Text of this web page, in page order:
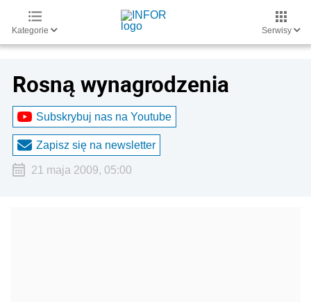
Kategorie Serwisy
Rosną wynagrodzenia
Subskrybuj nas na Youtube
Zapisz się na newsletter
21 maja 2009, 05:00